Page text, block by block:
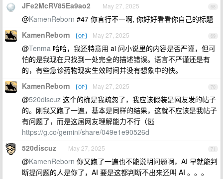
68
JFe2McRV85Ea9ao2 May 27, 2025
@KamenReborn #47 你言行不一啊, 你好好看看你自己的标题
69
KamenReborn OP May 27, 2025
@Tenma 哈哈，我还特意用 ai 问小说里的内容是否严谨，但可
怕的是我现在只找到一处完全的描述错误。语言不严谨还是有
的，有些急诊药物现实生效时间并没有想象中的快。
70
KamenReborn OP May 27, 2025
@520discuz 这个的确是我疏忽了，我应该假装是网友发的帖子
的。刚我又跑了一遍，基本是同样的结果，这就不应该是我帖子
有问题了，而是这届网友理解能力不行（逃
https://g.co/gemini/share/049e1e90526d
71
520discuz May 27, 2025
@KamenReborn 你又跑了一遍也不能说明问题啊，AI 早就能判
断提问题的人是你了，AI 要是这都判断不出来还叫 AI 。。。